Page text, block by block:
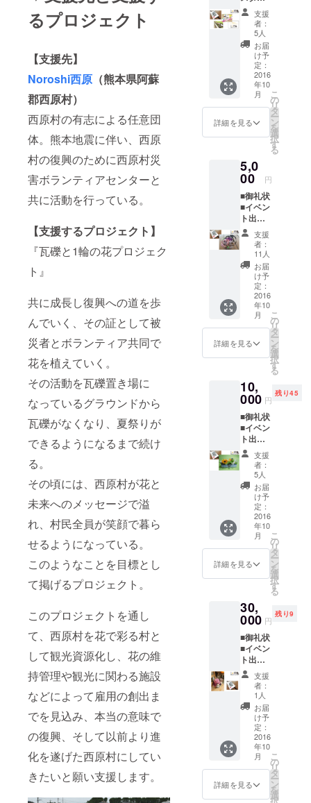
るプロジェクト
【支援先】
Noroshi西原 （熊本県阿蘇
郡西原村）
西原村の有志による任意団
体。熊本地震に伴い、西原
村の復興のために西原村災
害ボランティアセンターと
共に活動を行っている。
【支援するプロジェクト】
『瓦礫と1輪の花プロジェク
ト』
共に成長し復興への道を歩
んでいく、その証として被
災者とボランティア共同で
花を植えていく。
その活動を瓦礫置き場に
なっているグラウンドから
瓦礫がなくなり、夏祭りが
できるようになるまで続け
る。
その頃には、西原村が花と
未来へのメッセージで溢
れ、村民全員が笑顔で暮ら
せるようになっている。
このようなことを目標とし
て掲げるプロジェクト。
このプロジェクトを通し
て、西原村を花で彩る村と
して観光資源化し、花の維
持管理や観光に関わる施設
などによって雇用の創出ま
でを見込み、本当の意味で
の復興、そして以前より進
化を遂げた西原村にしてい
きたいと願い支援します。
せて頂
きま
す。
写真に
撮って
メール
で送信
致しま
す。
氏
名・ア
ドレ
ス・
「Noro
shi西
原」様
に
提供致
します
ので予
めご了
承くだ
さい。
■イベン
トチ
ケット
┗チ
ケット
は、
10/17
23:59ま
申し込
みを
締
め切り
としま
す。
┗メー
ルにて
随時チ
ケット
を発行
致しま
す。当
日受付
示くだ
さい。
後のご
支援に
関して
は、チ
ケット
は発行
せず
チ
ケット
分の費
用は支
援金に
充てさ
せて頂
きま
┗「ガ
レキと1
輪の花
プロ
ジェク
ト」の
方々で
お花を
植
えて頂
き、ご
セージ
プレー
お
花と一
緒に立
てま
す。
メッ
セージ
は「応
援コメ
ント」
にご入
力くだ
さい。
は
「Noro
shi西
原」様
より、
写真に
撮って
メール
で送信
致しま
す。
氏
名・ア
ドレ
メッ
セージ
shi西
原」様
に
提供致
します
ので予
めご了
承くだ
さい。
┗「こ
の活動
を支援
してい
ます」
という
趣旨の
広告的
要
素を除
いたデ
いポス
ターで
す。 ■
西原村
への花
支援
┗「ガ
レキと1
輪の花
プロ
ジェク
ト」の
方々で
お花を
植
えて頂
き、ご
セージ
プレー
お
花と一
緒に立
てま
す。
メッ
セージ
は「応
援コメ
ント」
にご入
力くだ
さい。
は
「Noro
shi西
原」様
より、
写真に
撮って
メール
で送信
致しま
す。
氏
名・ア
ドレ
メッ
セージ
支援
者：
5人
お届
け予
定：
2016
年10
月
詳細を見る
こ
の
リ
タ
ー
ン
を
選
択
す
る
5,0
00 円
■御礼状
■イベン
ト出演
者「礒
濵玄
海」氏
監修の
アー
ティ
フィ
シャル
フラ
ワーア
レンジ
メント
10月中
として
おりま
すが、
ご支援
頂いた
数に
よって
は、お
届けが
遅れる
場合が
ござい
ます。
┗サ
イズ
┗ポ
イン
ン
ティー
クカ
ラーの
ベル
ベット
ローズ
を
使用す
ること
により
季節感
なく飾
れる色
支援
者：
11人
お届
け予
定：
2016
年10
月
詳細を見る
こ
の
リ
タ
ー
ン
を
選
択
す
る
10,
000 円
残り45
■御礼状
■イベン
ト出演
者「公
門新
治」氏
監修の
ソープ
フラ
ワー
アレン
ジメン
ト ┗
お届け
は10月
ます
が、ご
支援頂
いた数
に
よって
は、お
届けが
遅れる
場合が
ござい
ます。
┗サ
イズ
(cm)：
H15×W
30×D15
支援
者：
5人
お届
け予
定：
2016
年10
月
詳細を見る
こ
の
リ
タ
ー
ン
を
選
択
す
る
30,
000 円
残り9
■御礼状
■イベン
ト出演
者「和
田翔」
氏監修
のプリ
ザーブ
ド フ
ラワー
アレン
ジメン
ト ┗
お届け
は10月
支援
者：
1人
お届
け予
定：
2016
年10
月
詳細を見る
こ
の
リ
タ
ー
ン
を
選